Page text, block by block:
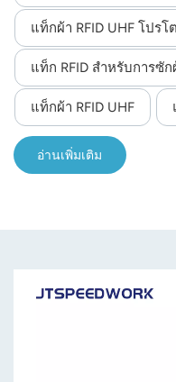
ประสิทธิภาพที่สม่ำเสมอเ
องศาเซลเซียส, 15 นาที,
เครื่องแปลง: 180 องศาเ
ผ้า: 180 องศาเซลเซียส,
อุณหภูมิสูง: 135 องศาเซ
แท็กผ้า RFID UHF โปร
แท็ก RFID สำหรับการซัก
แท็กผ้า RFID UHF
อ่านเพิ่มเติม